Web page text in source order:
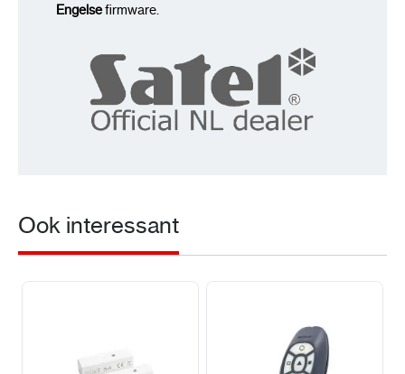
Engelsefirmware.
Ook interessant